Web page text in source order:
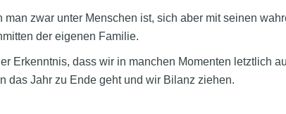
man zwar unter Menschen ist, sich aber mit seinen
der eigenen Familie.
Erkenntnis, dass wir in manchen Momenten letztlich
das Jahr zu Ende geht und wir Bilanz ziehen.